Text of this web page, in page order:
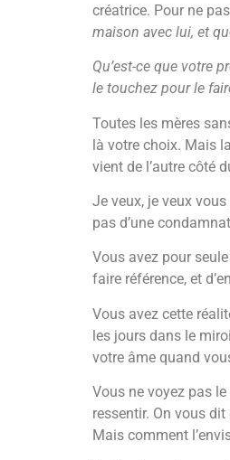
créatrice. Pour ne
maison avec lui, et
Qu’est-ce que votre
le touchez pour le
Toutes les mères
là votre choix. Mais
vient de l’autre côté
Je veux, je veux
pas d’une
Vous avez pour
faire référence, et
Vous avez cette
les jours dans le
votre âme quand
Vous ne voyez pas
ressentir. On vous
Mais comment